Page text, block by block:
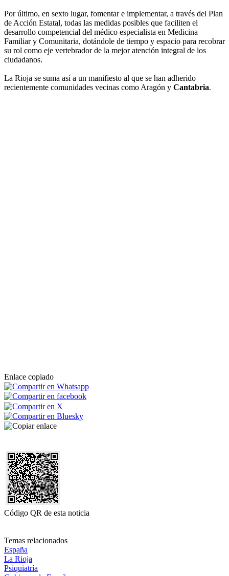
Por último, en sexto lugar, fomentar e implementar, a través del Plan
de Acción Estatal, todas las medidas posibles que faciliten el
desarrollo competencial del médico especialista en Medicina
Familiar y Comunitaria, dotándole de tiempo y espacio para recobrar
su rol como eje vertebrador de la mejor atención integral de los
ciudadanos.
La Rioja se suma así a un manifiesto al que se han adherido
recientemente comunidades vecinas como Aragón y Cantabria.
Enlace copiado
Código QR de esta noticia
Temas relacionados
España
La Rioja
Psiquiatría